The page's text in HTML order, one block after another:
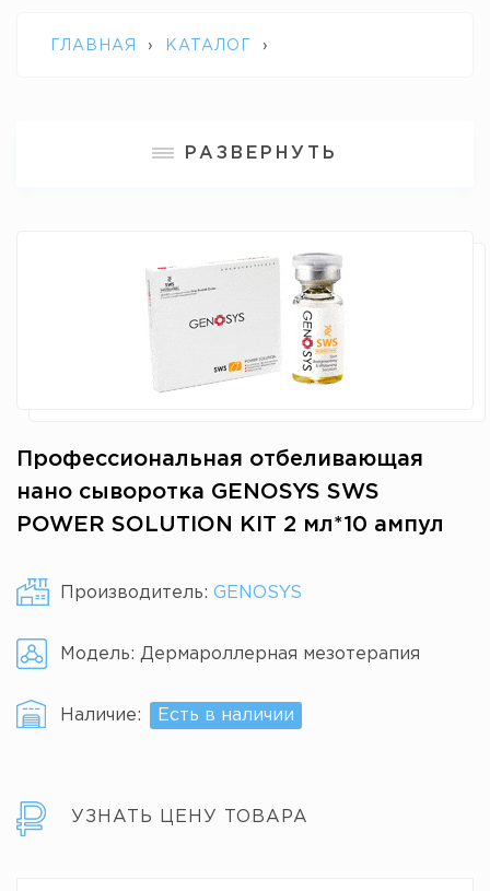
ГЛАВНАЯ › КАТАЛОГ ›
GENOSYS SWS POWER SOLUTION KIT 2
РАЗВЕРНУТЬ
Профессиональная отбеливающая
нано сыворотка GENOSYS SWS
POWER SOLUTION KIT 2 мл*10 ампул
Производитель: GENOSYS
Модель: Дермароллерная мезотерапия
Наличие: Есть в наличии
УЗНАТЬ ЦЕНУ ТОВАРА